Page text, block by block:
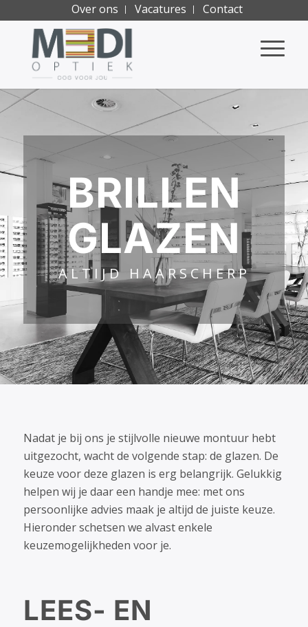
Over ons Vacatures Contact
BRILLEN
GLAZEN
ALTIJD HAARSCHERP
Nadat je bij ons je stijlvolle nieuwe montuur hebt
uitgezocht, wacht de volgende stap: de glazen. De
keuze voor deze glazen is erg belangrijk. Gelukkig
helpen wij je daar een handje mee: met ons
persoonlijke advies maak je altijd de juiste keuze.
Hieronder schetsen we alvast enkele
keuzemogelijkheden voor je.
LEES- EN